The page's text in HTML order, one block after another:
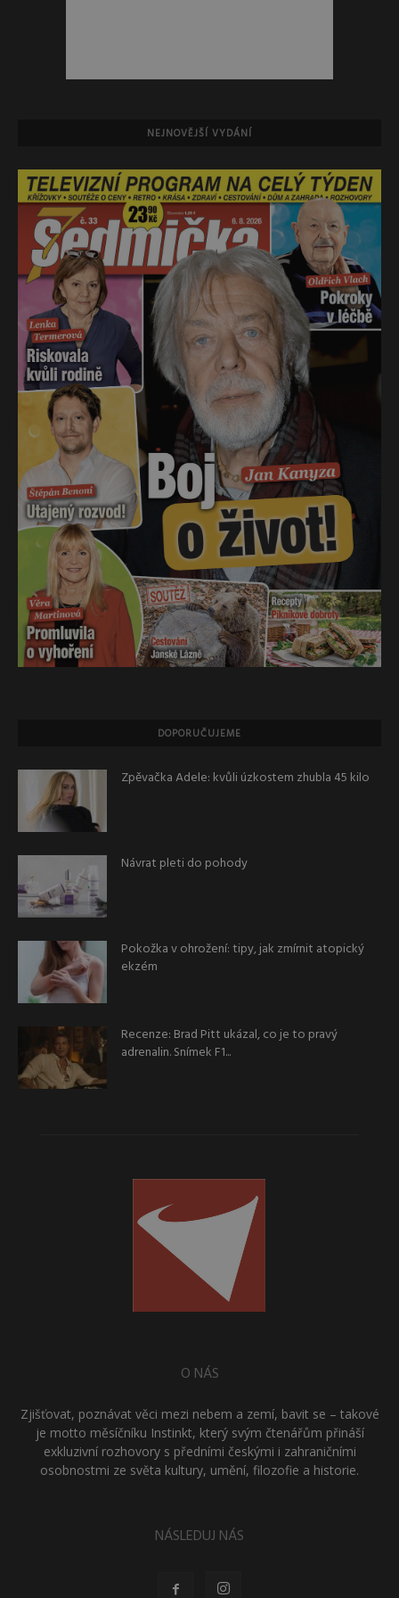
NEJNOVĚJŠÍ VYDÁNÍ
DOPORUČUJEME
Zpěvačka Adele: kvůli úzkostem zhubla 45 kilo
Návrat pleti do pohody
Pokožka v ohrožení: tipy, jak zmírnit atopický
ekzém
Recenze: Brad Pitt ukázal, co je to pravý
adrenalin. Snímek F1...
O NÁS
Zjišťovat, poznávat věci mezi nebem a zemí, bavit se – takové
je motto měsíčníku Instinkt, který svým čtenářům přináší
exkluzivní rozhovory s předními českými i zahraničními
osobnostmi ze světa kultury, umění, filozofie a historie.
NÁSLEDUJ NÁS